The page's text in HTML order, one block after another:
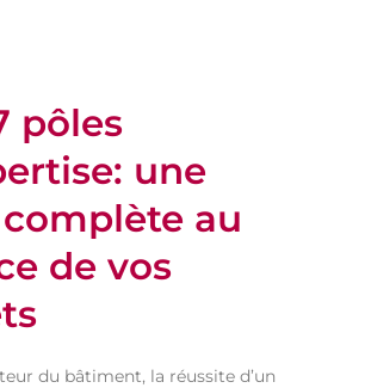
pôles
une
au
de vos
du bâtiment, la réussite d’un